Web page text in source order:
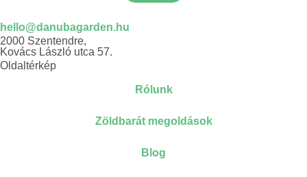
hello@danubagarden.hu
2000 Szentendre,
Kovács László utca 57.
Oldaltérkép
Rólunk
Zöldbarát megoldások
Blog